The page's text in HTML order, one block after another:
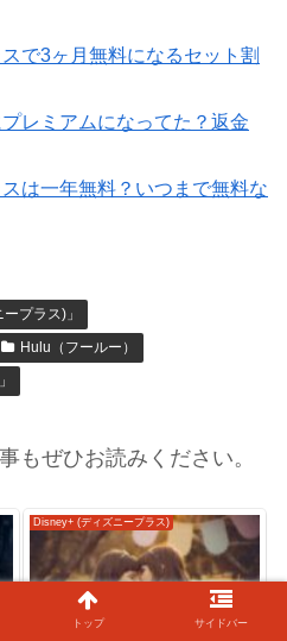
で3ヶ月無料になるセット割
レミアムになってた？返金
は一年無料？いつまで無料な
プラス)」
Hulu（フールー）
もぜひお読みください。
Disney+ (ディズニープラス)
トップ サイドバー